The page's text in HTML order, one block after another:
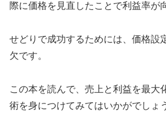
際に価格を見直したことで利益率が
せどりで成功するためには、価格設
欠です。
この本を読んで、売上と利益を最大
術を身につけてみてはいかがでしょ